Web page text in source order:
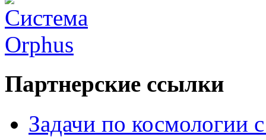
Партнерские ссылки
Задачи по космологии